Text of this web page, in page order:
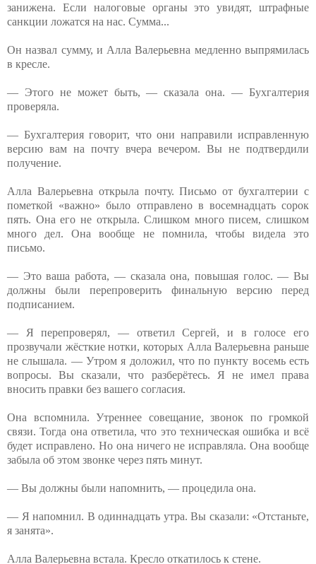
занижена. Если налоговые органы это увидят, штрафные
санкции ложатся на нас. Сумма...
Он назвал сумму, и Алла Валерьевна медленно выпрямилась
в кресле.
— Этого не может быть, — сказала она. — Бухгалтерия
проверяла.
— Бухгалтерия говорит, что они направили исправленную
версию вам на почту вчера вечером. Вы не подтвердили
получение.
Алла Валерьевна открыла почту. Письмо от бухгалтерии с
пометкой «важно» было отправлено в восемнадцать сорок
пять. Она его не открыла. Слишком много писем, слишком
много дел. Она вообще не помнила, чтобы видела это
письмо.
— Это ваша работа, — сказала она, повышая голос. — Вы
должны были перепроверить финальную версию перед
подписанием.
— Я перепроверял, — ответил Сергей, и в голосе его
прозвучали жёсткие нотки, которых Алла Валерьевна раньше
не слышала. — Утром я доложил, что по пункту восемь есть
вопросы. Вы сказали, что разберётесь. Я не имел права
вносить правки без вашего согласия.
Она вспомнила. Утреннее совещание, звонок по громкой
связи. Тогда она ответила, что это техническая ошибка и всё
будет исправлено. Но она ничего не исправляла. Она вообще
забыла об этом звонке через пять минут.
— Вы должны были напомнить, — процедила она.
— Я напомнил. В одиннадцать утра. Вы сказали: «Отстаньте,
я занята».
Алла Валерьевна встала. Кресло откатилось к стене.